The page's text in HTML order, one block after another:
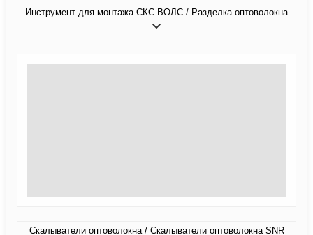
Инструмент для монтажа СКС ВОЛС / Разделка оптоволокна
Скалыватели оптоволокна / Скалыватели оптоволокна SNR